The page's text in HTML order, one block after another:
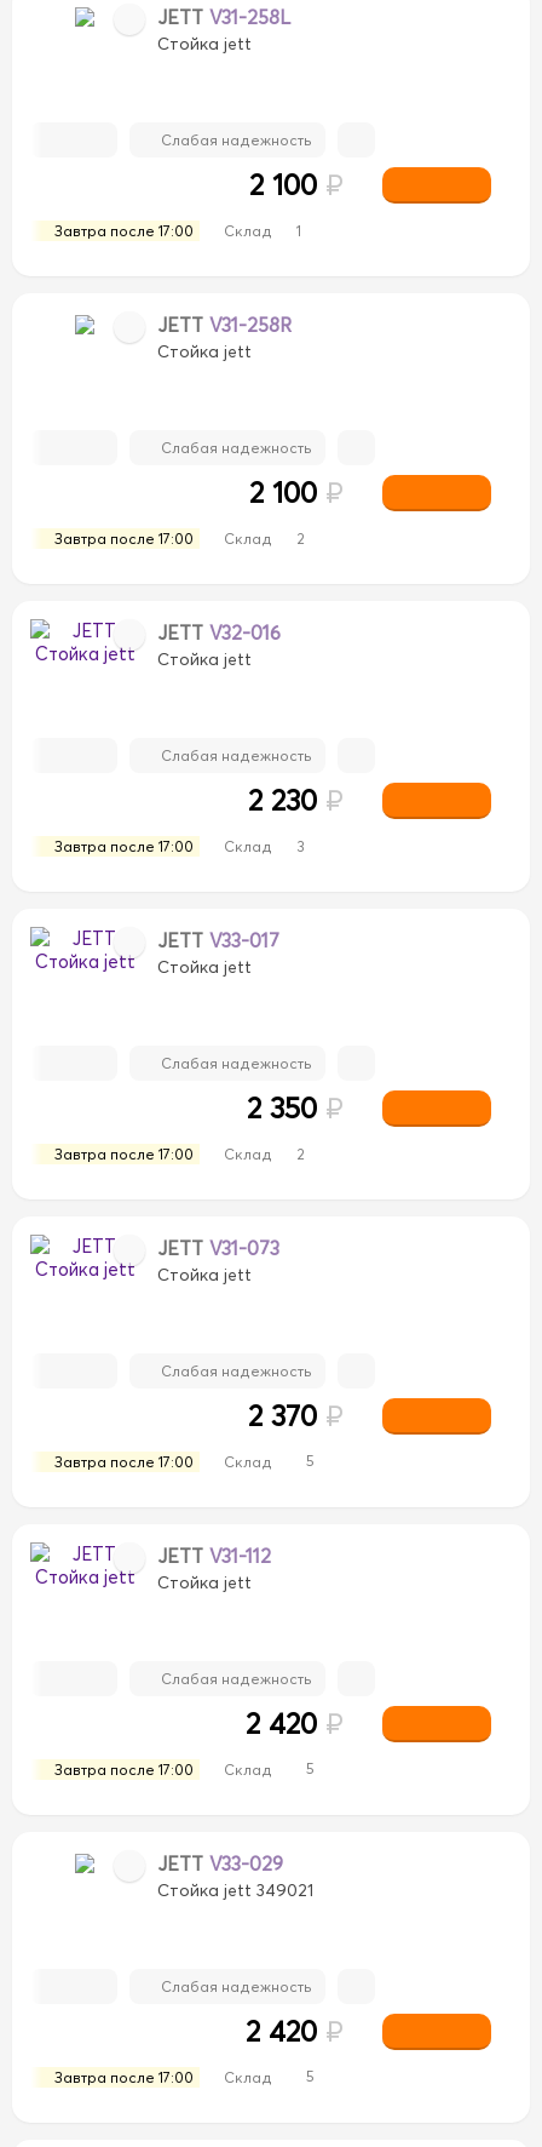
JETT V31-258L
Стойка jett
Слабая надежность
Завтра после 17:00 Склад 1
2 100 ₽
JETT V31-258R
Стойка jett
Слабая надежность
Завтра после 17:00 Склад 2
2 100 ₽
JETT V32-016
Стойка jett
Слабая надежность
Завтра после 17:00 Склад 3
2 230 ₽
JETT V33-017
Стойка jett
Слабая надежность
Завтра после 17:00 Склад 2
2 350 ₽
JETT V31-073
Стойка jett
Слабая надежность
Завтра после 17:00 Склад 5
2 370 ₽
JETT V31-112
Стойка jett
Слабая надежность
Завтра после 17:00 Склад 5
2 420 ₽
JETT V33-029
Стойка jett 349021
Слабая надежность
Завтра после 17:00 Склад 5
2 420 ₽